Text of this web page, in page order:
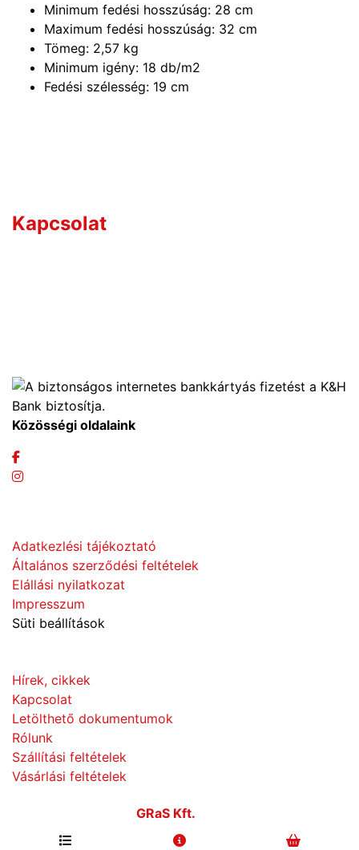
Minimum fedési hosszúság: 28 cm
Maximum fedési hosszúság: 32 cm
Tömeg: 2,57 kg
Minimum igény: 18 db/m2
Fedési szélesség: 19 cm
Kapcsolat
Közösségi oldalaink
Adatkezlési tájékoztató
Általános szerződési feltételek
Elállási nyilatkozat
Impresszum
Süti beállítások
Hírek, cikkek
Kapcsolat
Letölthető dokumentumok
Rólunk
Szállítási feltételek
Vásárlási feltételek
GRaS Kft.